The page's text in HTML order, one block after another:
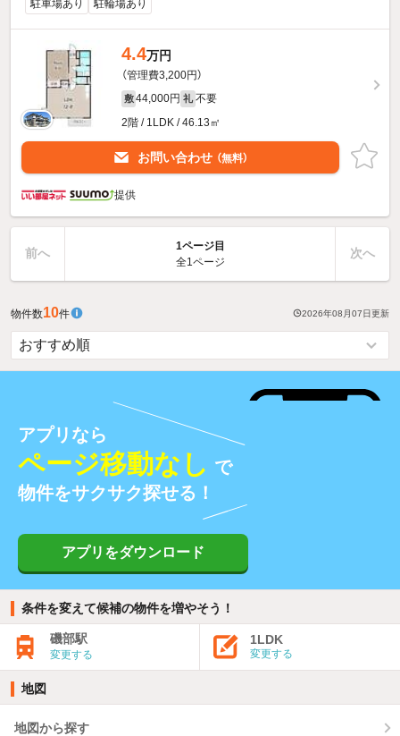
駐車場あり 駐輪場あり
4.4万円
（管理費3,200円）
敷 44,000円 礼 不要
2階 / 1LDK / 46.13㎡
お問い合わせ （無料）
提供
前へ
1ページ目
全1ページ
次へ
物件数10件 2026年08月07日更新
アプリなら
ページ移動なし で
物件をサクサク探せる！
アプリをダウンロード
条件を変えて候補の物件を増やそう！
磯部駅
変更する
1LDK
変更する
地図
地図から探す